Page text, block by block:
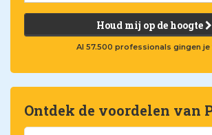
Houd mij op de hoogte
Al 57.500 professionals gingen je
Ontdek de voordelen van